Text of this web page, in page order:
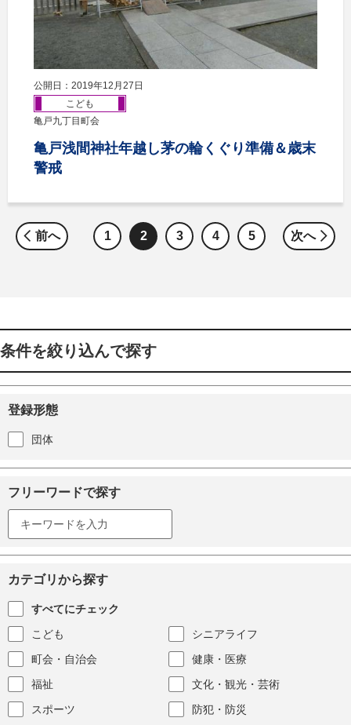
公開日：2019年12月27日
こども
亀戸九丁目町会
亀戸浅間神社年越し茅の輪くぐり準備＆歳末
警戒
前へ 1 2 3 4 5 次へ
条件を絞り込んで探す
登録形態
団体
フリーワードで探す
カテゴリから探す
すべてにチェック
こども
シニアライフ
町会・自治会
健康・医療
福祉
文化・観光・芸術
スポーツ
防犯・防災